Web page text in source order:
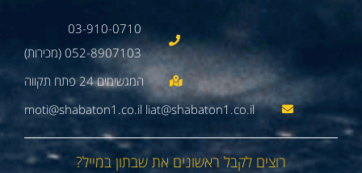
03-910-0710
052-8907103 (מכירות)
moti@shabaton1.co.il liat@shabaton1.co.il
רוצים לקבל ראשונים את שבתון במייל?